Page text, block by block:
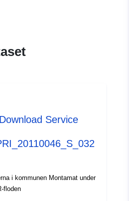
18f4f2ccff4a
Resurs:
codelist/SpatialDataServiceType/
Service
i kommunen Montamat under
floden